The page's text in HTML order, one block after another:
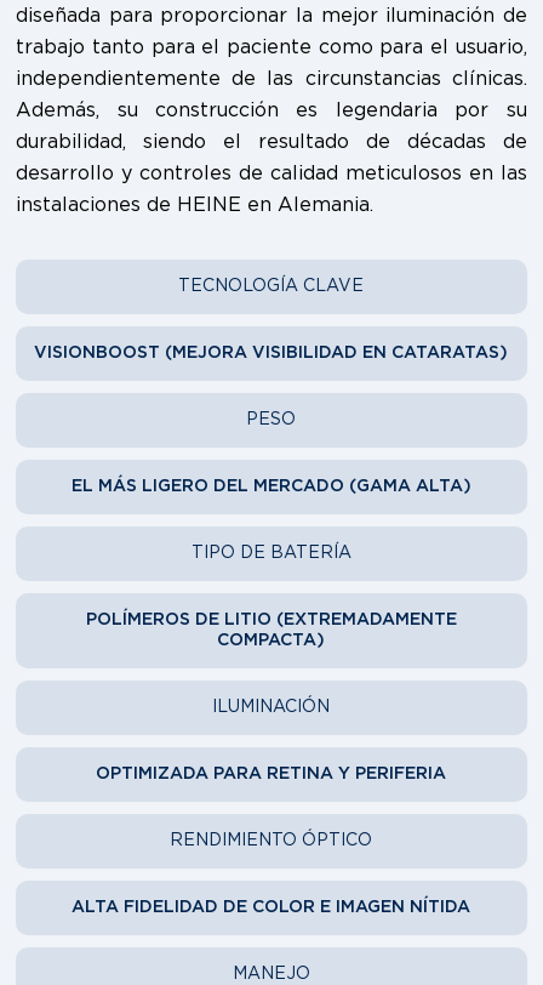
diseñada para proporcionar la mejor iluminación de
trabajo tanto para el paciente como para el usuario,
independientemente de las circunstancias clínicas.
Además, su construcción es legendaria por su
durabilidad, siendo el resultado de décadas de
desarrollo y controles de calidad meticulosos en las
instalaciones de HEINE en Alemania.
TECNOLOGÍA CLAVE
VISIONBOOST (MEJORA VISIBILIDAD EN CATARATAS)
PESO
EL MÁS LIGERO DEL MERCADO (GAMA ALTA)
TIPO DE BATERÍA
POLÍMEROS DE LITIO (EXTREMADAMENTE
COMPACTA)
ILUMINACIÓN
OPTIMIZADA PARA RETINA Y PERIFERIA
RENDIMIENTO ÓPTICO
ALTA FIDELIDAD DE COLOR E IMAGEN NÍTIDA
MANEJO